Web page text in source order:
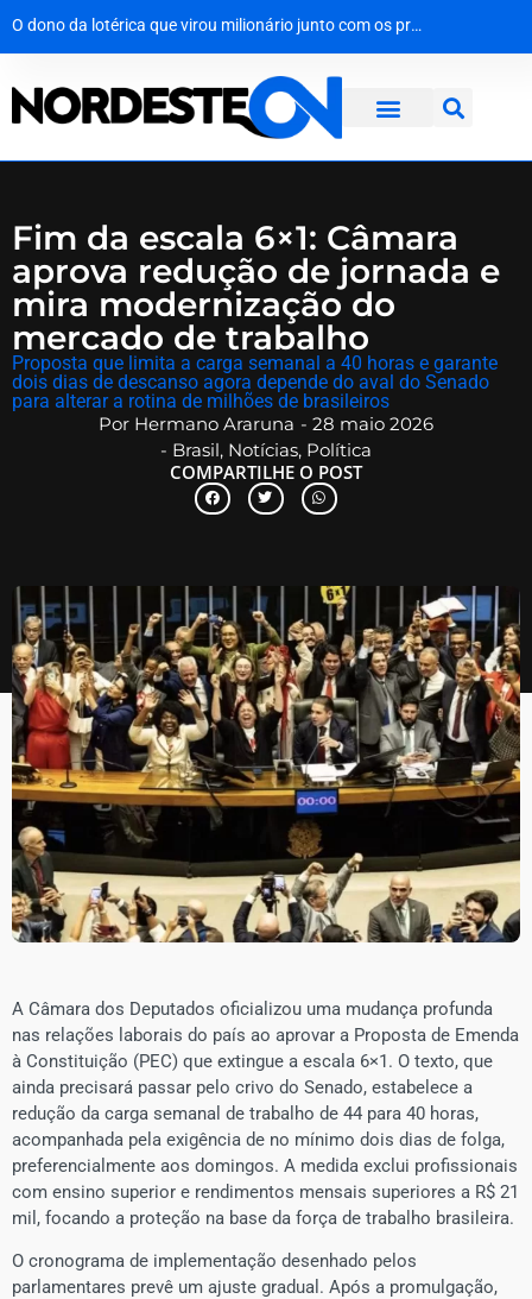
O dono da lotérica que virou milionário junto com os próprios clientes
Da areia ao lar: 8 mil garrafas de vidro viram casa de 70 m² em Pernambuco
O nerd de barba branca que preferia Homero ao poderMenos status, mais patrimônio: o economista que trocou o luxo por um Uno 94
Fim da escala 6×1: Câmara
aprova redução de jornada e
mira modernização do
mercado de trabalho
​Proposta que limita a carga semanal a 40 horas e garante
dois dias de descanso agora depende do aval do Senado
para alterar a rotina de milhões de brasileiros
Por Hermano Araruna - 28 maio 2026
- Brasil, Notícias, Política
COMPARTILHE O POST
​A Câmara dos Deputados oficializou uma mudança profunda
nas relações laborais do país ao aprovar a Proposta de Emenda
à Constituição (PEC) que extingue a escala 6×1. O texto, que
ainda precisará passar pelo crivo do Senado, estabelece a
redução da carga semanal de trabalho de 44 para 40 horas,
acompanhada pela exigência de no mínimo dois dias de folga,
preferencialmente aos domingos. A medida exclui profissionais
com ensino superior e rendimentos mensais superiores a R$ 21
mil, focando a proteção na base da força de trabalho brasileira.
​O cronograma de implementação desenhado pelos
parlamentares prevê um ajuste gradual. Após a promulgação,